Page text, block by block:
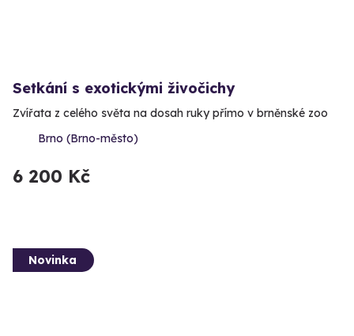
Setkání s exotickými živočichy
Zvířata z celého světa na dosah ruky přímo v brněnské zoo
Brno (Brno-město)
6 200 Kč
Novinka